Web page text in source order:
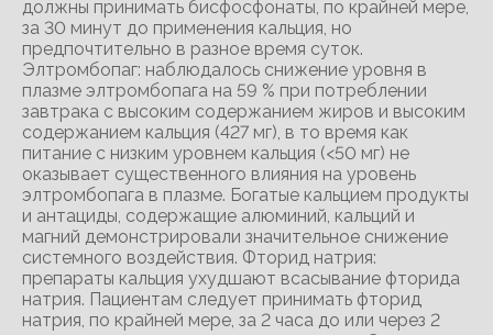
должны принимать бисфосфонаты, по крайней мере,
за 30 минут до применения кальция, но
предпочтительно в разное время суток.
Элтромбопаг: наблюдалось снижение уровня в
плазме элтромбопага на 59 % при потреблении
завтрака с высоким содержанием жиров и высоким
содержанием кальция (427 мг), в то время как
питание с низким уровнем кальция (<50 мг) не
оказывает существенного влияния на уровень
элтромбопага в плазме. Богатые кальцием продукты
и антациды, содержащие алюминий, кальций и
магний демонстрировали значительное снижение
системного воздействия. Фторид натрия:
препараты кальция ухудшают всасывание фторида
натрия. Пациентам следует принимать фторид
натрия, по крайней мере, за 2 часа до или через 2